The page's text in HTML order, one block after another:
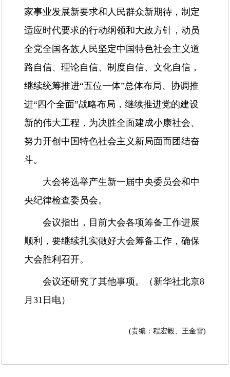
家事业发展新要求和人民群众新期待，制定
适应时代要求的行动纲领和大政方针，动员
全党全国各族人民坚定中国特色社会主义道
路自信、理论自信、制度自信、文化自信，
继续统筹推进“五位一体”总体布局、协调推
进“四个全面”战略布局，继续推进党的建设
新的伟大工程，为决胜全面建成小康社会、
努力开创中国特色社会主义新局面而团结奋
斗。
大会将选举产生新一届中央委员会和中
央纪律检查委员会。
会议指出，目前大会各项筹备工作进展
顺利，要继续扎实做好大会筹备工作，确保
大会胜利召开。
会议还研究了其他事项。（新华社北京8
月31日电）
(责编：程宏毅、王金雪)